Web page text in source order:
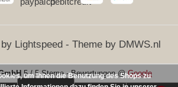
Lightspeed - Theme by DMWS.nl
5/5 Sterne-Bewertungen @Google
um Ihnen die Benutzung des Shops zu